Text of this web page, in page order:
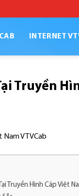
INTERNET
Truyền
Truyền Hình Cáp Việt